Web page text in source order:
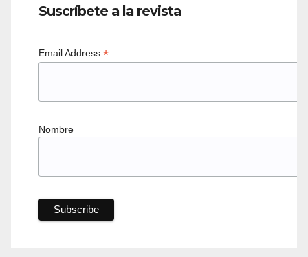
Suscríbete a la revista
Email Address *
Nombre